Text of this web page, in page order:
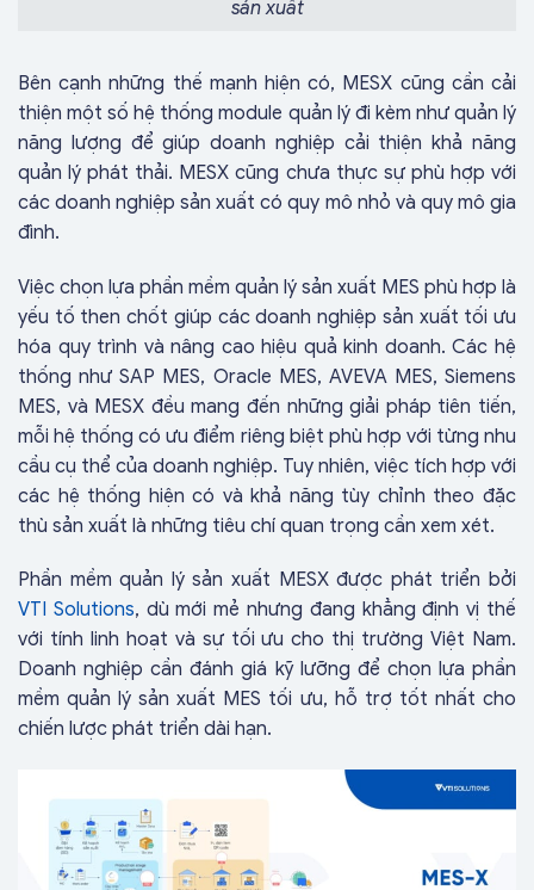
sản xuất
Bên cạnh những thế mạnh hiện có, MESX cũng cần cải
thiện một số hệ thống module quản lý đi kèm như quản lý
năng lượng để giúp doanh nghiệp cải thiện khả năng
quản lý phát thải. MESX cũng chưa thực sự phù hợp với
các doanh nghiệp sản xuất có quy mô nhỏ và quy mô gia
đình.
Việc chọn lựa phần mềm quản lý sản xuất MES phù hợp là
yếu tố then chốt giúp các doanh nghiệp sản xuất tối ưu
hóa quy trình và nâng cao hiệu quả kinh doanh. Các hệ
thống như SAP MES, Oracle MES, AVEVA MES, Siemens
MES, và MESX đều mang đến những giải pháp tiên tiến,
mỗi hệ thống có ưu điểm riêng biệt phù hợp với từng nhu
cầu cụ thể của doanh nghiệp. Tuy nhiên, việc tích hợp với
các hệ thống hiện có và khả năng tùy chỉnh theo đặc
thù sản xuất là những tiêu chí quan trọng cần xem xét.
Phần mềm quản lý sản xuất MESX được phát triển bởi
VTI Solutions, dù mới mẻ nhưng đang khẳng định vị thế
với tính linh hoạt và sự tối ưu cho thị trường Việt Nam.
Doanh nghiệp cần đánh giá kỹ lưỡng để chọn lựa phần
mềm quản lý sản xuất MES tối ưu, hỗ trợ tốt nhất cho
chiến lược phát triển dài hạn.